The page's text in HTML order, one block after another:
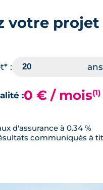
votre projet
:
:0 € / mois(1)
d'assurance à 0.34 %
communiqués à